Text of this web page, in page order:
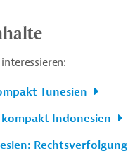
Tunesien
Indonesien
Rechtsverfolgung